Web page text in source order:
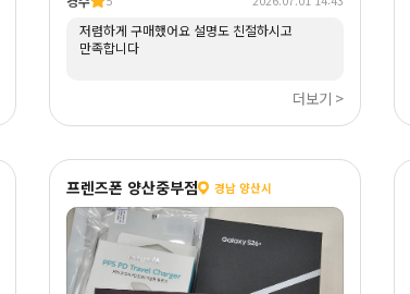
저렴하게 구매했어요 설명도 친절하시고
만족합니다
더보기 >
프렌즈폰 양산중부점 경남 양산시